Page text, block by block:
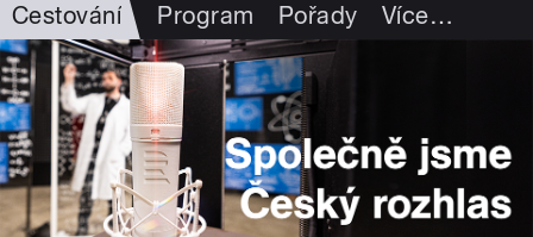
Cestování Program Pořady Více…